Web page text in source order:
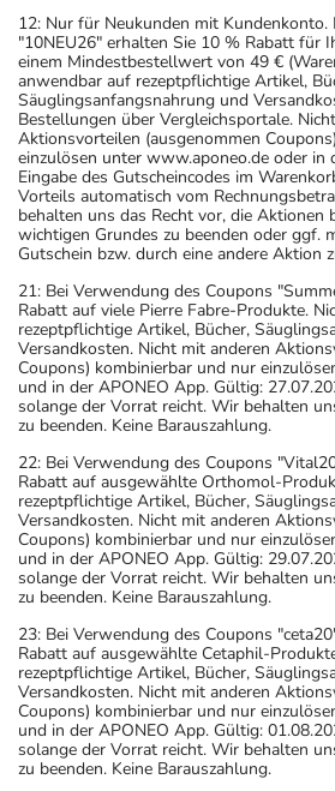
12: Nur für Neukunden mit Kundenkonto.
"10NEU26" erhalten Sie 10 % Rabatt für
einem Mindestbestellwert von 49 €
anwendbar auf rezeptpflichtige Artikel,
Säuglingsanfangsnahrung und
Bestellungen über Vergleichsportale.
Aktionsvorteilen (ausgenommen
einzulösen unter www.aponeo.de oder in
Eingabe des Gutscheincodes im
Vorteils automatisch vom
behalten uns das Recht vor, die Aktionen
wichtigen Grundes zu beenden oder ggf.
Gutschein bzw. durch eine andere Aktion
21: Bei Verwendung des Coupons
Rabatt auf viele Pierre Fabre-Produkte.
rezeptpflichtige Artikel, Bücher,
Versandkosten. Nicht mit anderen
Coupons) kombinierbar und nur
und in der APONEO App. Gültig:
solange der Vorrat reicht. Wir behalten
zu beenden. Keine Barauszahlung.
22: Bei Verwendung des Coupons
Rabatt auf ausgewählte Orthomol-
rezeptpflichtige Artikel, Bücher,
Versandkosten. Nicht mit anderen
Coupons) kombinierbar und nur
und in der APONEO App. Gültig:
solange der Vorrat reicht. Wir behalten
zu beenden. Keine Barauszahlung.
23: Bei Verwendung des Coupons
Rabatt auf ausgewählte Cetaphil-
rezeptpflichtige Artikel, Bücher,
Versandkosten. Nicht mit anderen
Coupons) kombinierbar und nur
und in der APONEO App. Gültig:
solange der Vorrat reicht. Wir behalten
zu beenden. Keine Barauszahlung.